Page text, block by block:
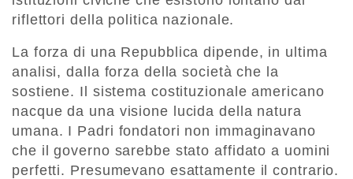
riflettori della politica nazionale.
La forza di una Repubblica dipende, in ultima
analisi, dalla forza della società che la
sostiene. Il sistema costituzionale americano
nacque da una visione lucida della natura
umana. I Padri fondatori non immaginavano
che il governo sarebbe stato affidato a uomini
perfetti. Presumevano esattamente il contrario.